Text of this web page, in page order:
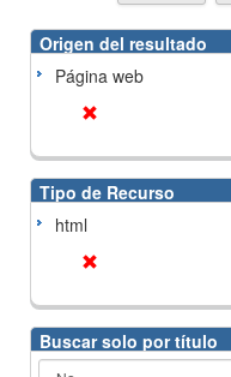
Origen del resultado
Página web
Tipo de Recurso
html
Buscar solo por título